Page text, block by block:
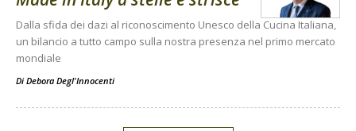
Dalla sfida dei dazi al riconoscimento Unesco della Cucina Italiana,
un bilancio a tutto campo sulla nostra presenza nel primo mercato
mondiale
Di Debora Degl'Innocenti